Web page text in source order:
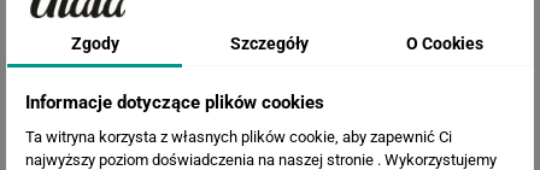
Zgody Szczegóły O Cookies
Informacje dotyczące plików cookies
Ta witryna korzysta z własnych plików cookie, aby zapewnić Ci
najwyższy poziom doświadczenia na naszej stronie . Wykorzystujemy